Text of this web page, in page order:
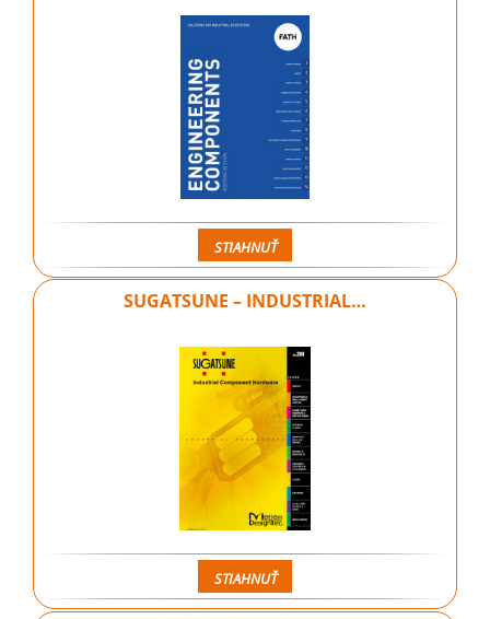
STIAHNUŤ
SUGATSUNE – INDUSTRIAL…
STIAHNUŤ